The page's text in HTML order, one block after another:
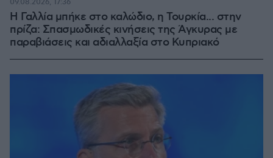
Η Γαλλία μπήκε στο καλώδιο, η Τουρκία... στην
πρίζα: Σπασμωδικές κινήσεις της Άγκυρας με
παραβιάσεις και αδιαλλαξία στο Κυπριακό
09.08.2026, 17:36